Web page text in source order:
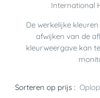
International
De werkelijke
afwijken van de
kleurweergave kan
Sorteren op prijs :